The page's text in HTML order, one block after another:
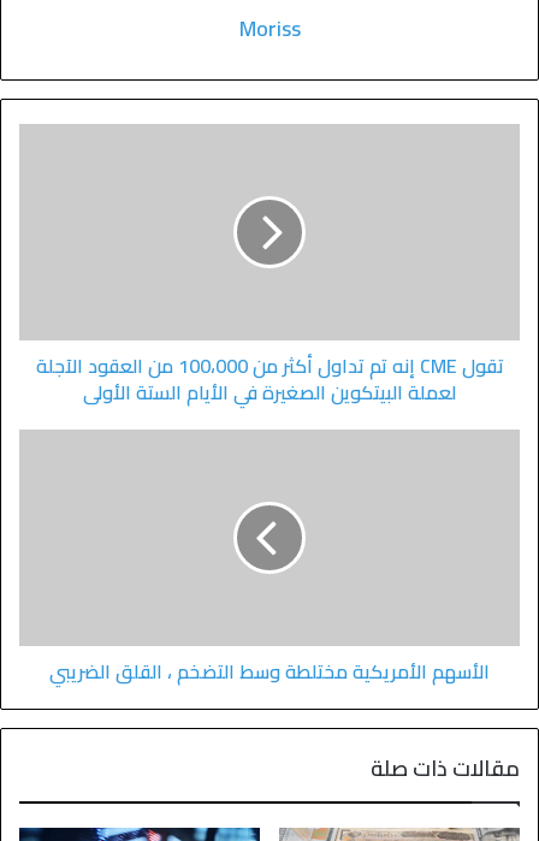
Moriss
تقول CME إنه تم تداول أكثر من 100،000 من العقود الآجلة
لعملة البيتكوين الصغيرة في الأيام الستة الأولى
الأسهم الأمريكية مختلطة وسط التضخم ، القلق الضريبي
مقالات ذات صلة